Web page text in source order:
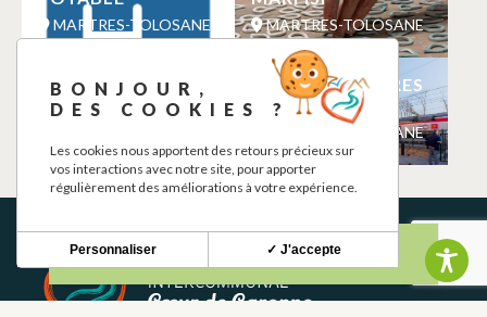
MARTRES-TOLOSANE MARTRES-TOLOSANE
MC COUTURE 31 –
CAMION COUTURE
GARE DE MARTRES
TOLOSANE
MARTRES-TOLOSANE
BONJOUR,
DES COOKIES ?
Les cookies nous apportent des retours précieux sur
vos interactions avec notre site, pour apporter
régulièrement des améliorations à votre expérience.
✓ J'accepte
Personnaliser